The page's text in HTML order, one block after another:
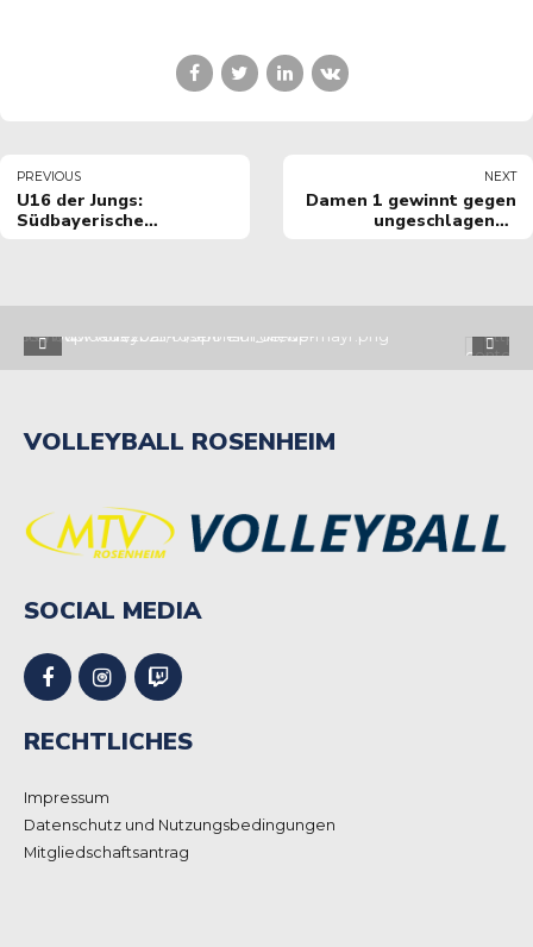
PREVIOUS
U16 der Jungs:
Südbayerische
NEXT
Damen 1 gewinnt gegen
ungeschlagenen
VOLLEYBALL ROSENHEIM
SOCIAL MEDIA
RECHTLICHES
Impressum
Datenschutz und Nutzungsbedingungen
Mitgliedschaftsantrag